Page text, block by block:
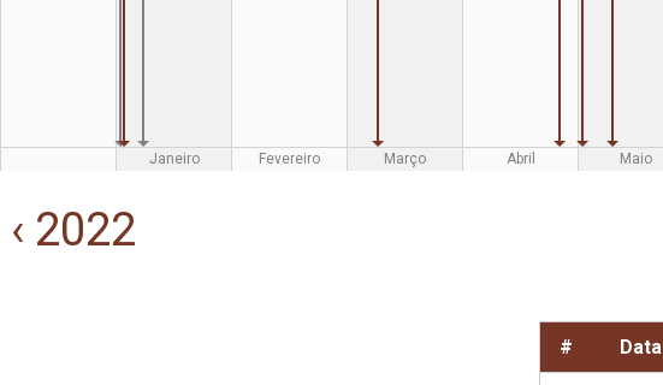
Janeiro Fevereiro Março Abril Maio
‹ 2022
# Data